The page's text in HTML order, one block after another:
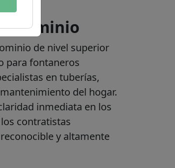
dominio
de nivel superior
para fontaneros
en tuberías,
del hogar.
inmediata en los
contratistas
y altamente